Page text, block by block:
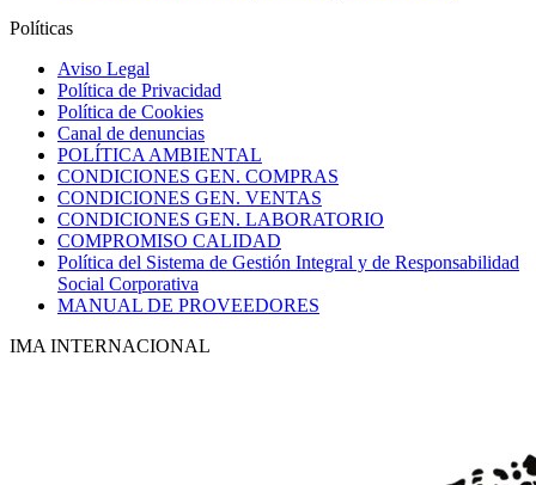
Políticas
Aviso Legal
Política de Privacidad
Política de Cookies
Canal de denuncias
POLÍTICA AMBIENTAL
CONDICIONES GEN. COMPRAS
CONDICIONES GEN. VENTAS
CONDICIONES GEN. LABORATORIO
COMPROMISO CALIDAD
Política del Sistema de Gestión Integral y de Responsabilidad
Social Corporativa
MANUAL DE PROVEEDORES
IMA INTERNACIONAL